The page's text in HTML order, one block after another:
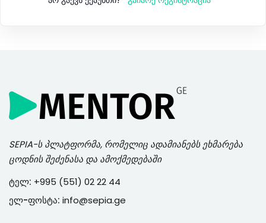
SEPIA-ს პლატფორმა, რომელიც ადამიანებს ეხმარება
ცოდნის შეძენასა და ამოქმედებაში
ტელ: +995 (551) 02 22 44
ელ-ფოსტა: info@sepia.ge